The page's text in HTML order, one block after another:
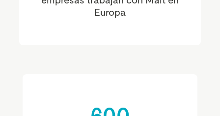
Europa